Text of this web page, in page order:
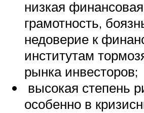
низкая финансовая
грамотность,
недоверие к
институтам
рынка инвесторов;
высокая степень
особенно в